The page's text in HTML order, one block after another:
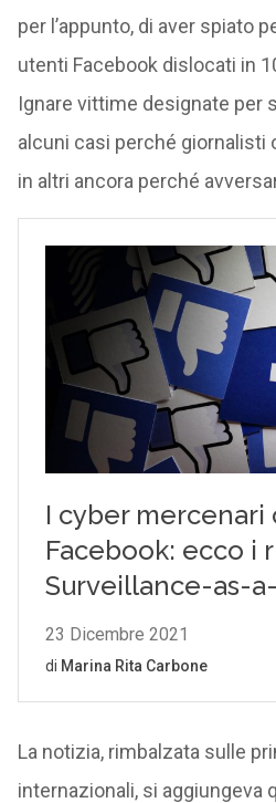
per l’appunto, di aver spiato
utenti Facebook dislocati in
Ignare vittime designate per
alcuni casi perché giornalisti
in altri ancora perché
La notizia, rimbalzata sulle
internazionali, si aggiungeva